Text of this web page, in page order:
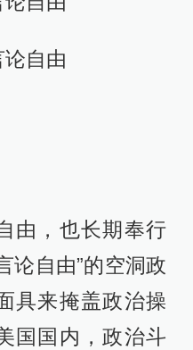
自由
由，也长期奉行
论自由”的空洞政
具来掩盖政治操
国国内，政治斗